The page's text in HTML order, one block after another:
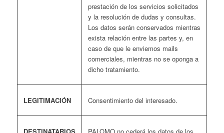
prestación de los servicios solicitados
y la resolución de dudas y consultas.
Los datos serán conservados mientras
exista relación entre las partes y, en
caso de que le enviemos mails
comerciales, mientras no se oponga a
dicho tratamiento.
LEGITIMACIÓN Consentimiento del interesado.